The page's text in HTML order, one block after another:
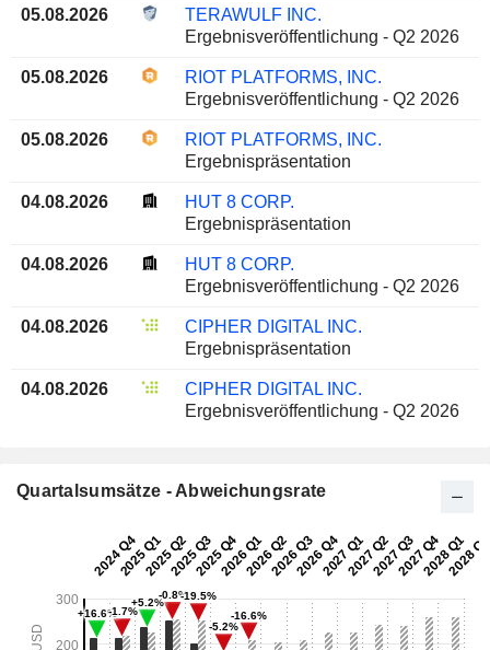
05.08.2026
TERAWULF INC.
Ergebnisveröffentlichung - Q2 2026
05.08.2026
RIOT PLATFORMS, INC.
Ergebnisveröffentlichung - Q2 2026
05.08.2026
RIOT PLATFORMS, INC.
Ergebnispräsentation
04.08.2026
HUT 8 CORP.
Ergebnispräsentation
04.08.2026
HUT 8 CORP.
Ergebnisveröffentlichung - Q2 2026
04.08.2026
CIPHER DIGITAL INC.
Ergebnispräsentation
04.08.2026
CIPHER DIGITAL INC.
Ergebnisveröffentlichung - Q2 2026
Quartalsumsätze - Abweichungsrate